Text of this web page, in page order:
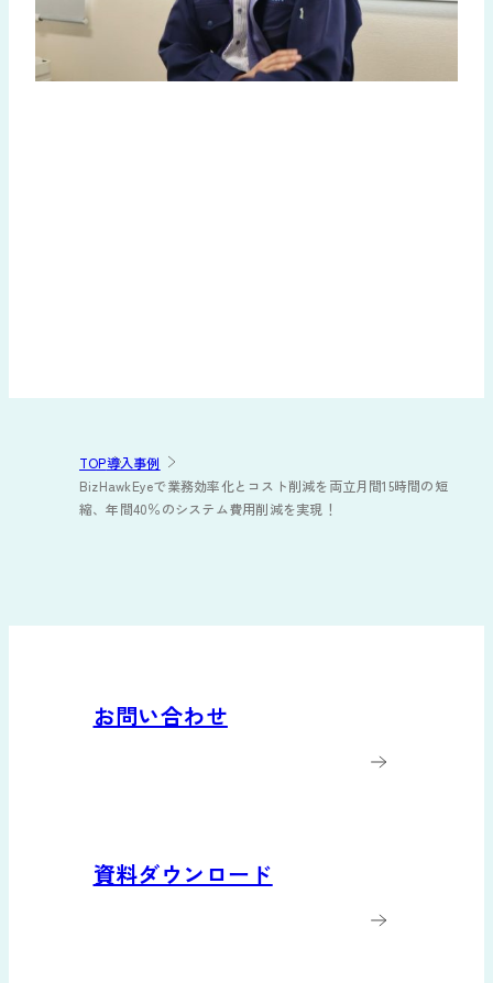
TOP導入事例
BizHawkEyeで業務効率化とコスト削減を両立月間15時間の短
縮、年間40％のシステム費用削減を実現！
お問い合わせ
資料ダウンロード